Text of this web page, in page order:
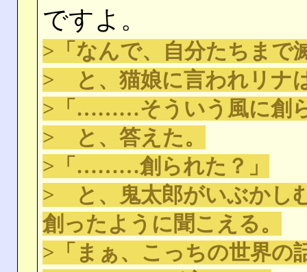
ですよ。
>「なんで、自分たちまで
> と、猫娘に言われリナ
>「………そういう風に創
> と、答えた。
>「………創られた？」
> と、鬼太郎がいぶかし
創ったように聞こえる。
>「まぁ、こっちの世界の